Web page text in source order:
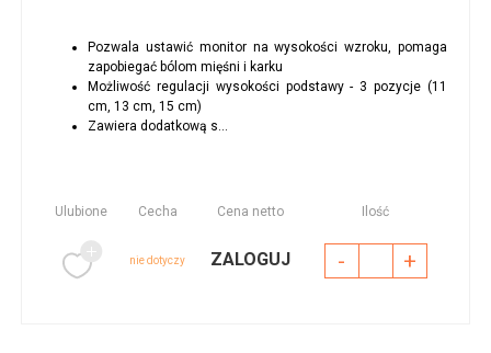
Pozwala ustawić monitor na wysokości wzroku, pomaga
zapobiegać bólom mięśni i karku
Możliwość regulacji wysokości podstawy - 3 pozycje (11
cm, 13 cm, 15 cm)
Zawiera dodatkową s...
Ulubione Cecha Cena netto Ilość
nie dotyczy ZALOGUJ - +